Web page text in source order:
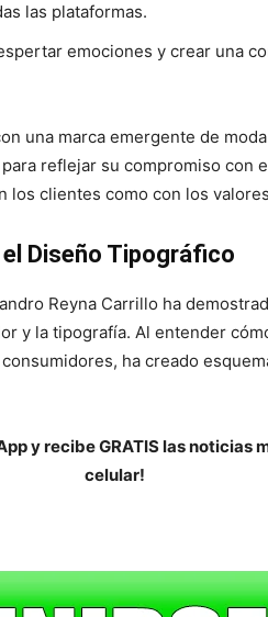
las plataformas.
emociones y crear una
una marca emergente de
reflejar su compromiso con
los clientes como con los
Diseño Tipográfico
Reyna Carrillo ha
y la tipografía. Al entender
ha creado
y recibe GRATIS las noticias
celular!